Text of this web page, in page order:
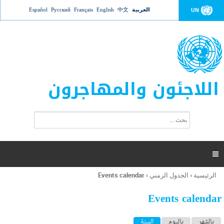
Jump to navigation UN العربية 中文
English
Français
Русский
Español
اللاجئون والمهاجرون
ت
ر
ل
ح
ب

أنت
هنا
الرئيسية › الجدول الزمني ›
Events calendar
Events calendar